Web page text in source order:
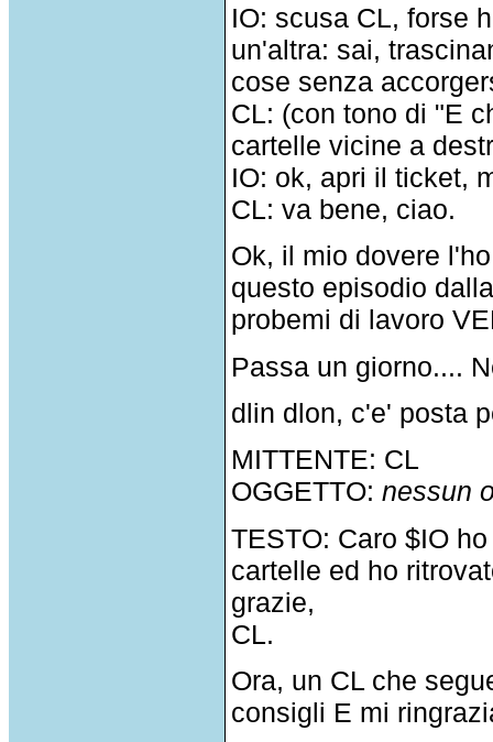
IO: scusa CL, forse
un'altra: sai,
cose senza
CL: (con tono di "E
cartelle vicine a
IO: ok, apri il ticket,
CL: va bene, ciao.
Ok, il mio dovere
questo episodio
probemi di lavoro
Passa un giorno....
dlin dlon, c'e' posta
MITTENTE: CL
OGGETTO:nessun
TESTO: Caro $IO
cartelle ed ho
grazie,
CL.
Ora, un CL che
consigli E mi